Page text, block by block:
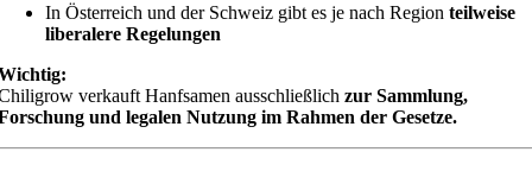
In Österreich und der Schweiz gibt es je nach Region teilweise
liberalere Regelungen
verkauft Hanfsamen ausschließlich zur Sammlung,
und legalen Nutzung im Rahmen der Gesetze.